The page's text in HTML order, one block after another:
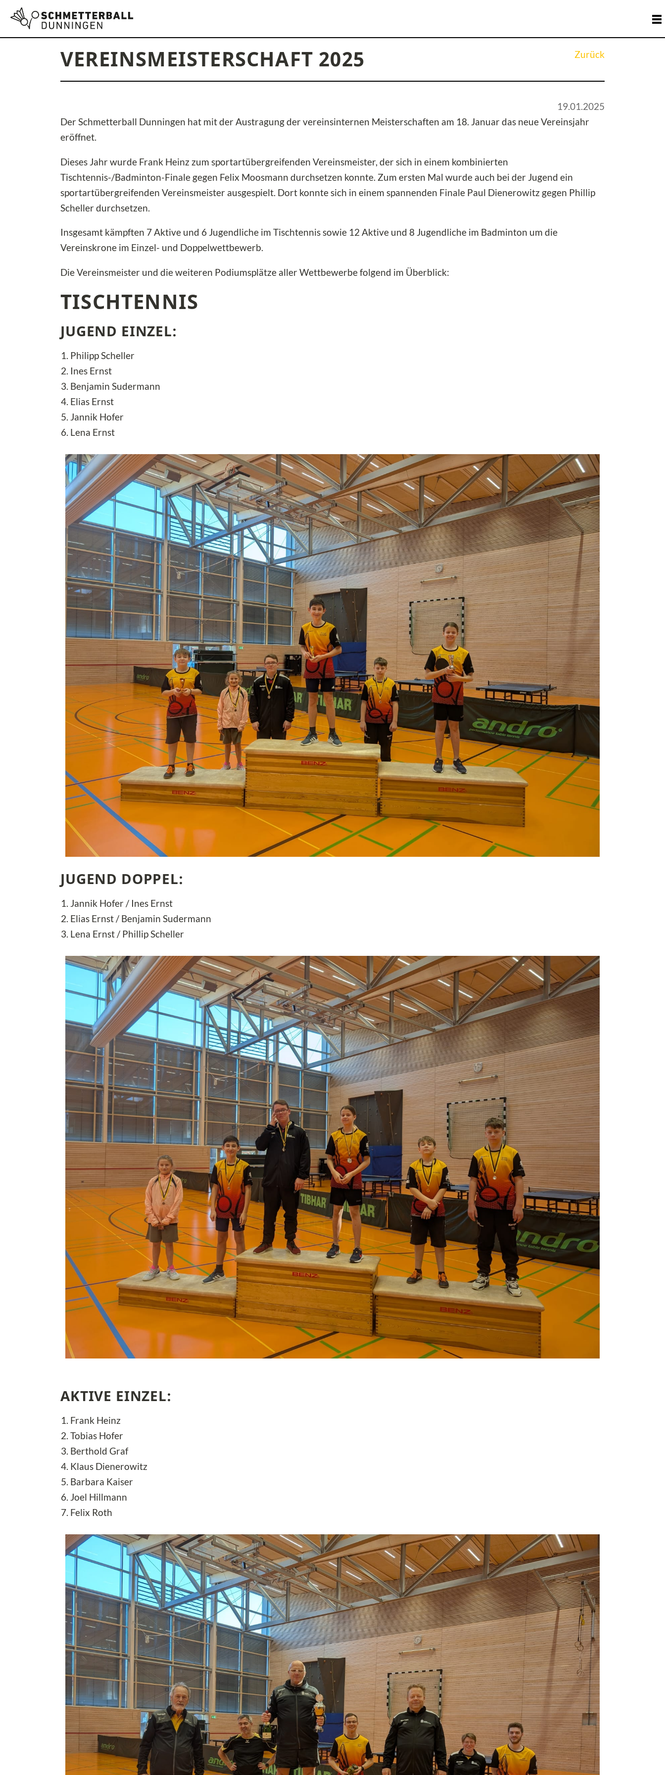
VEREINSMEISTERSCHAFT 2025 Zurück
19.01.2025
Der Schmetterball Dunningen hat mit der Austragung der vereinsinternen Meisterschaften am 18. Januar das neue Vereinsjahr
eröffnet.
Dieses Jahr wurde Frank Heinz zum sportartübergreifenden Vereinsmeister, der sich in einem kombinierten
Tischtennis-/Badminton-Finale gegen Felix Moosmann durchsetzen konnte. Zum ersten Mal wurde auch bei der Jugend ein
sportartübergreifenden Vereinsmeister ausgespielt. Dort konnte sich in einem spannenden Finale Paul Dienerowitz gegen Phillip
Scheller durchsetzen.
Insgesamt kämpften 7 Aktive und 6 Jugendliche im Tischtennis sowie 12 Aktive und 8 Jugendliche im Badminton um die
Vereinskrone im Einzel- und Doppelwettbewerb.
Die Vereinsmeister und die weiteren Podiumsplätze aller Wettbewerbe folgend im Überblick:
TISCHTENNIS
JUGEND EINZEL:
Philipp Scheller
Ines Ernst
Benjamin Sudermann
Elias Ernst
Jannik Hofer
Lena Ernst
JUGEND DOPPEL:
Jannik Hofer / Ines Ernst
Elias Ernst / Benjamin Sudermann
Lena Ernst / Phillip Scheller
AKTIVE EINZEL:
Frank Heinz
Tobias Hofer
Berthold Graf
Klaus Dienerowitz
Barbara Kaiser
Joel Hillmann
Felix Roth